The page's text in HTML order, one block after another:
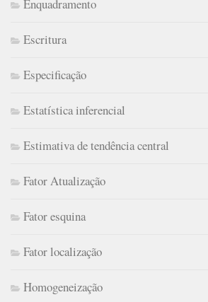
Enquadramento
Escritura
Especificação
Estatística inferencial
Estimativa de tendência central
Fator Atualização
Fator esquina
Fator localização
Homogeneização